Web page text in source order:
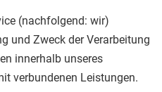
(nachfolgend: wir)
und Zweck der Verarbeitung
innerhalb unseres
verbundenen Leistungen.